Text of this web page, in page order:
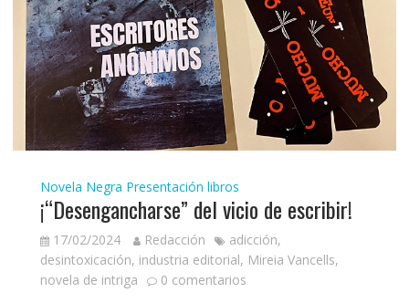
Novela Negra Presentación libros
¡“Desengancharse” del vicio de escribir!
17/02/2024 Redacción adicción,
desintoxicación, industria editorial, Mireia Vancells,
novela de intriga
0 comentarios